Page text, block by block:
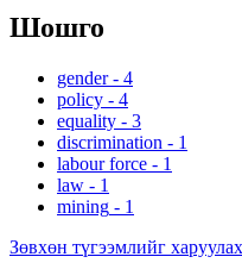
Шошго
gender - 4
policy - 4
equality - 3
discrimination - 1
labour force - 1
law - 1
mining - 1
Зөвхөн түгээмлийг